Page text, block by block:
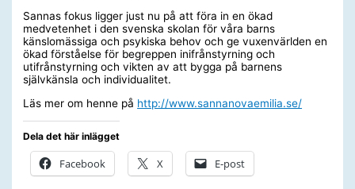
Sannas fokus ligger just nu på att föra in en ökad
medvetenhet i den svenska skolan för våra barns
känslomässiga och psykiska behov och ge vuxenvärlden en
ökad förståelse för begreppen inifrånstyrning och
utifrånstyrning och vikten av att bygga på barnens
självkänsla och individualitet.
Läs mer om henne på http://www.sannanovaemilia.se/
Dela det här inlägget
Facebook X E-post